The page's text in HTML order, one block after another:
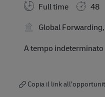
Full time
48
Global
A tempo indeterminato
Copia il link